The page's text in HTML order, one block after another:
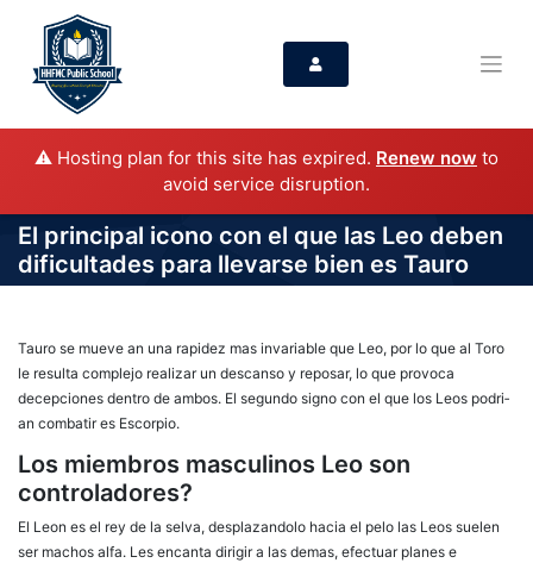
⚠️ Hosting plan for this site has expired. Renew now to
avoid service disruption.
El principal icono con el que las Leo deben
dificultades para llevarse bien es Tauro
Tauro se mueve an una rapidez mas invariable que Leo, por lo que al Toro
le resulta complejo realizar un descanso y reposar, lo que provoca
decepciones dentro de ambos. El segundo signo con el que los Leos podri­
an combatir es Escorpio.
Los miembros masculinos Leo son
controladores?
El Leon es el rey de la selva, desplazandolo hacia el pelo las Leos suelen
ser machos alfa. Les encanta dirigir a las demas, efectuar planes e